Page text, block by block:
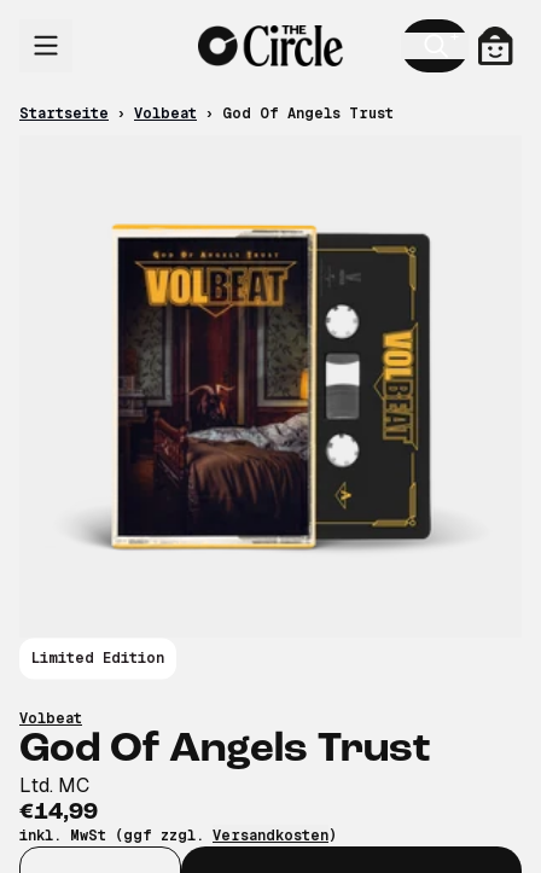
Startseite › Volbeat › God Of Angels Trust
Volbeat
God Of Angels Trust
Ltd. MC
€14,99
inkl. MwSt (ggf zzgl. Versandkosten)
Anzahl
Limited Edition